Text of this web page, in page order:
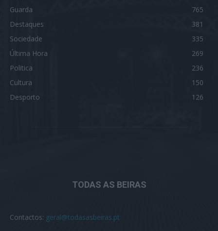
Guarda
765
Destaques
381
Sociedade
335
Última Hora
269
Politica
236
Cultura
150
Desporto
126
TODAS AS BEIRAS
Contactos: geral@todasasbeiras.pt